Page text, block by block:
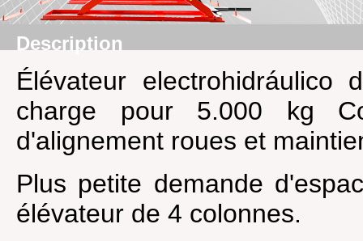
Description
Élévateur
charge pour 5.000 kg
d'alignement roues et
Plus petite demande
élévateur de 4 colonnes.